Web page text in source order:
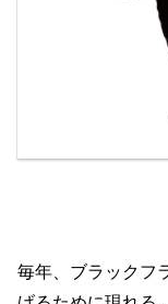
毎年、ブラックフ